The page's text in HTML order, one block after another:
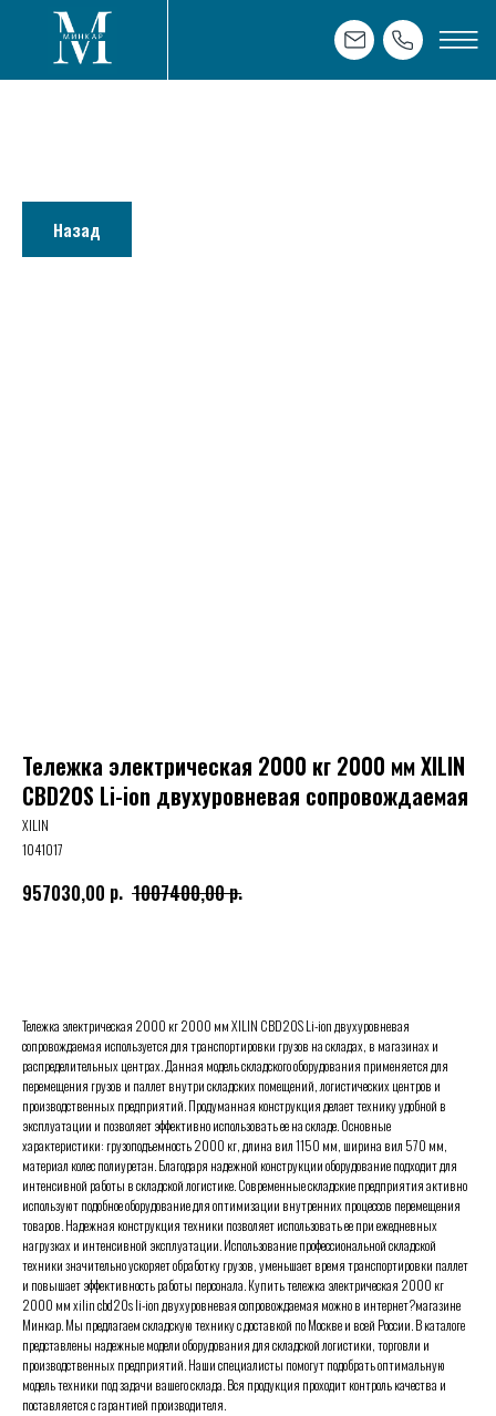
Назад
Тележка электрическая 2000 кг 2000 мм XILIN
CBD20S Li-ion двухуровневая сопровождаемая
XILIN
1041017
957030,00 р. 1007400,00р.
Тележка электрическая 2000 кг 2000 мм XILIN CBD20S Li-ion двухуровневая
сопровождаемая используется для транспортировки грузов на складах, в магазинах и
распределительных центрах. Данная модель складского оборудования применяется для
перемещения грузов и паллет внутри складских помещений, логистических центров и
производственных предприятий. Продуманная конструкция делает технику удобной в
эксплуатации и позволяет эффективно использовать ее на складе. Основные
характеристики: грузоподъемность 2000 кг, длина вил 1150 мм, ширина вил 570 мм,
материал колес полиуретан. Благодаря надежной конструкции оборудование подходит для
интенсивной работы в складской логистике. Современные складские предприятия активно
используют подобное оборудование для оптимизации внутренних процессов перемещения
товаров. Надежная конструкция техники позволяет использовать ее при ежедневных
нагрузках и интенсивной эксплуатации. Использование профессиональной складской
техники значительно ускоряет обработку грузов, уменьшает время транспортировки паллет
и повышает эффективность работы персонала. Купить тележка электрическая 2000 кг
2000 мм xilin cbd20s li-ion двухуровневая сопровождаемая можно в интернет?магазине
Минкар. Мы предлагаем складскую технику с доставкой по Москве и всей России. В каталоге
представлены надежные модели оборудования для складской логистики, торговли и
производственных предприятий. Наши специалисты помогут подобрать оптимальную
модель техники под задачи вашего склада. Вся продукция проходит контроль качества и
поставляется с гарантией производителя.